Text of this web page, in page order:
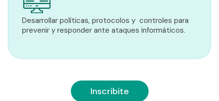
Desarrollar políticas, protocolos y controles para
prevenir y responder ante ataques informáticos.
Inscribite